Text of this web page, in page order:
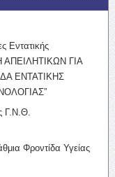
Εντατικής
ΑΠΕΙΛΗΤΙΚΩΝ ΓΙΑ
ΕΝΤΑΤΙΚΗΣ
Γ.Ν.Θ.
Φροντίδα Υγείας